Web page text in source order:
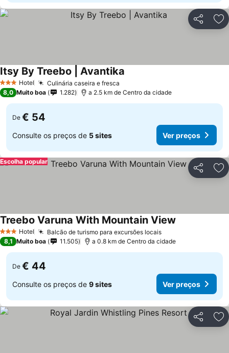
Partilhar
3 EstrelasHotel Culinária caseira e fresca
Itsy By Treebo | Avantika
8,0 Muito boa 1.282 a 2.5 km de Centro da cidade
De € 54
Consulte os preços de 5 sites Ver preços
Partilhar
Escolha popular
3 EstrelasHotel Balcão de turismo para excursões locais
Treebo Varuna With Mountain View
8,1 Muito boa 11.505 a 0.8 km de Centro da cidade
De € 44
Consulte os preços de 9 sites Ver preços
Partilhar